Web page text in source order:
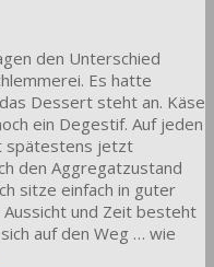
den Unterschied
Es hatte
Dessert steht an. Käse
ein Degestif. Auf jeden
spätestens jetzt
den Aggregatzustand
sitze einfach in guter
und Zeit besteht
auf den Weg … wie